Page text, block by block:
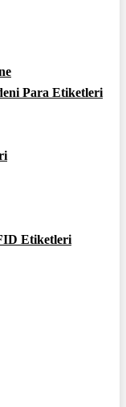
Para Etiketleri
Etiketleri